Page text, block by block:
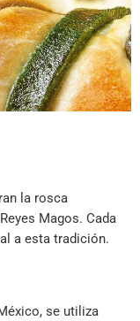
la rosca
Magos. Cada
a esta tradición.
se utiliza